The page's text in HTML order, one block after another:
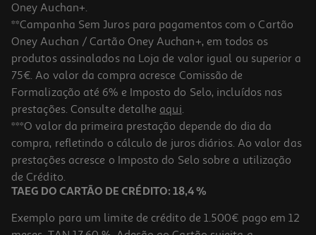
5.0
Faca Descascar Com Proteção Actuel Cerâmica 8cm
3.99 €/un
3,99 €
Oney Auchan+.
**Campanha Sem Juros para pagamentos com o Cartão
Oney Auchan / Cartão Oney Auchan+, em todos os
produtos assinalados na Loja de valor igual ou superior a
75€. Ao valor da compra acresce Comissão de
Formalização até 6% e Imposto do Selo, incluídos nas
prestações. Consulte detalhe aqui.
***O valor da primeira prestação depende do dia da
compra, refletindo o cálculo de juros diários. Ao valor das
prestações acresce o Imposto do Selo sobre a utilização
de Crédito.
TAEG DO CARTÃO DE CRÉDITO: 18,4 %
Exemplo para um limite de crédito de 1.500€ pago em 12